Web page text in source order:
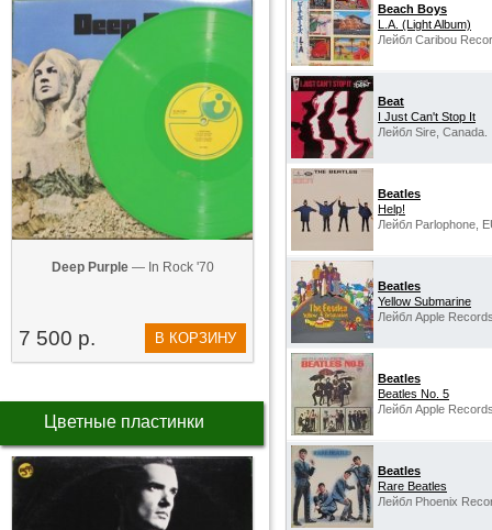
Deep Purple— In Rock '70
7 500 р. В КОРЗИНУ
Цветные пластинки
Beach Boys
L.A. (Light Album)
Лейбл Caribou
Beat
I Just Can't Stop It
Лейбл Sire, Canada.
Beatles
Help!
Лейбл Parlophone,
Beatles
Yellow Submarine
Лейбл Apple
Beatles
Beatles No. 5
Лейбл Apple
Beatles
Rare Beatles
Лейбл Phoenix